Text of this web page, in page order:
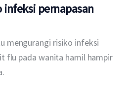
infeksi pernapasan
mengurangi risiko infeksi
flu pada wanita hamil hampir